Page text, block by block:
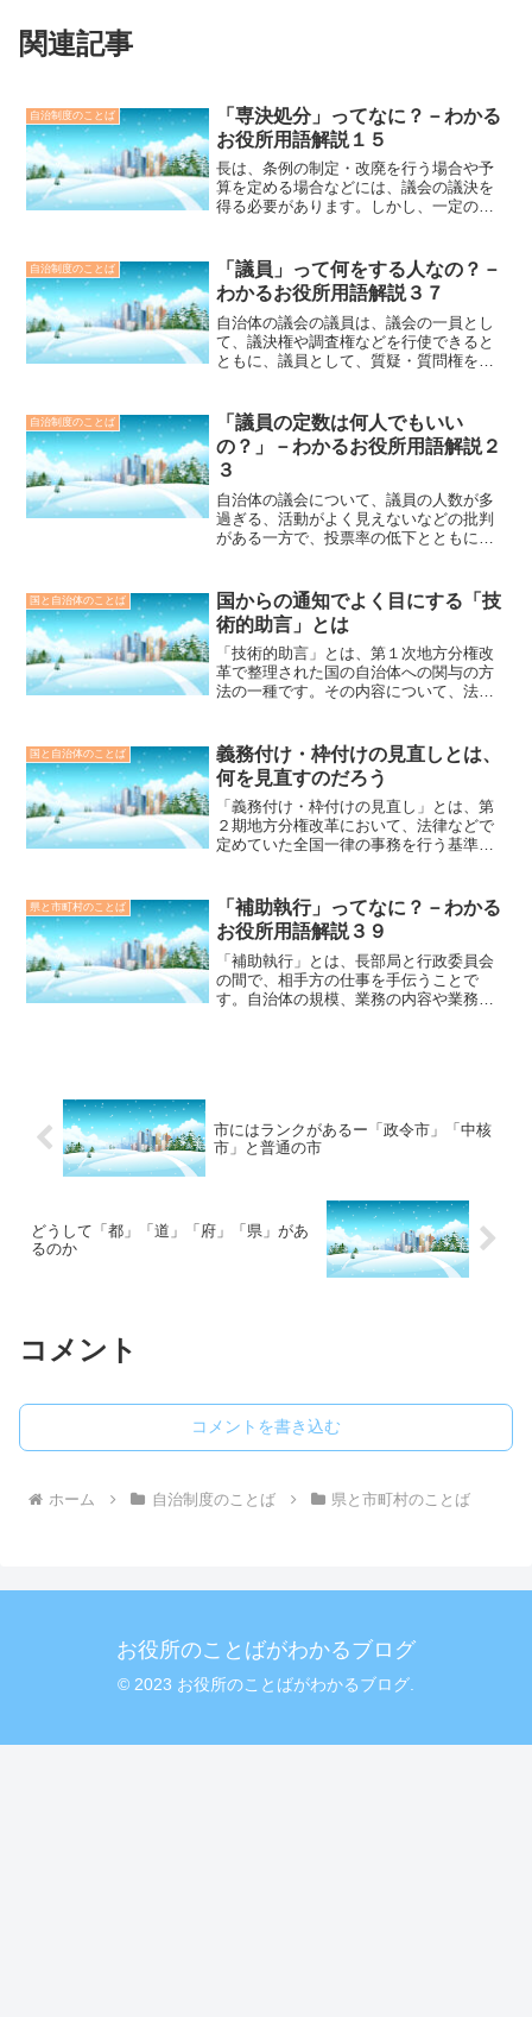
関連記事
自治制度のことば
「専決処分」ってなに？－わかる
お役所用語解説１５
長は、条例の制定・改廃を行う場合や予
算を定める場合などには、議会の議決を
得る必要があります。しかし、一定の理
ことを決定できます。これを長の「専決
処分」といいます。「専決処分」につい
て、取り上げます。
自治制度のことば
「議員」って何をする人なの？－
わかるお役所用語解説３７
自治体の議会の議員は、議会の一員とし
て、議決権や調査権などを行使できると
ともに、議員として、質疑・質問権を有
することできます。本稿では、これらの
議員の権限を説明します。
自治制度のことば
「議員の定数は何人でもいい
の？」－わかるお役所用語解説２
３
自治体の議会について、議員の人数が多
過ぎる、活動がよく見えないなどの批判
がある一方で、投票率の低下とともに、
常態化している議会もあり、民主主義や
地方自治の機能不全をもたらしかねない
との指摘があります。本稿では、そうし
た問題を考える前提として、議員の定数
の決め方や議員が任期途中で欠けた場合
の補充方法などについて、解説します。
国と自治体のことば
国からの通知でよく目にする「技
術的助言」とは
「技術的助言」とは、第１次地方分権改
革で整理された国の自治体への関与の方
法の一種です。その内容について、法的
務を行った場合には、国から是正を求め
られることもあります。
国と自治体のことば
義務付け・枠付けの見直しとは、
何を見直すのだろう
「義務付け・枠付けの見直し」とは、第
２期地方分権改革において、法律などで
定めていた全国一律の事務を行う基準に
のしばりの程度により、「従うべき基
準」「参酌すべき基準」などがありま
す。
県と市町村のことば
「補助執行」ってなに？－わかる
お役所用語解説３９
「補助執行」とは、長部局と行政委員会
の間で、相手方の仕事を手伝うことで
す。自治体の規模、業務の内容や業務量
市にはランクがあるー「政令市」「中核
市」と普通の市
どうして「都」「道」「府」「県」があ
るのか
コメント
コメントを書き込む
ホーム 自治制度のことば 県と市町村のことば
お役所のことばがわかるブログ
© 2023 お役所のことばがわかるブログ.